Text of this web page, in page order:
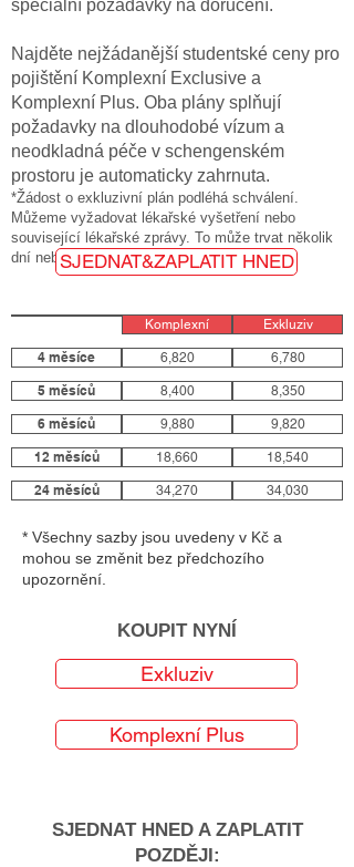
speciální požadavky na doručení.
Najděte nejžádanější studentské ceny pro
pojištění Komplexní Exclusive a
Komplexní Plus. Oba plány splňují
požadavky na dlouhodobé vízum a
neodkladná péče v schengenském
prostoru je automaticky zahrnuta.
*Žádost o exkluzivní plán podléhá schválení.
Můžeme vyžadovat lékařské vyšetření nebo
související lékařské zprávy. To může trvat několik
dní nebo déle.SJEDNAT&ZAPLATIT HNED
Komplexní Exkluziv
4 měsíce 6,820 6,780
5 měsíců 8,400 8,350
6 měsíců 9,880 9,820
12 měsíců 18,660 18,540
24 měsíců 34,270 34,030
* Všechny sazby jsou uvedeny v Kč a
mohou se změnit bez předchozího
upozornění.
KOUPIT NYNÍ
Exkluziv
Komplexní Plus
SJEDNAT HNED A ZAPLATIT
POZDĚJI: